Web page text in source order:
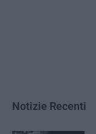
Notizie Recenti